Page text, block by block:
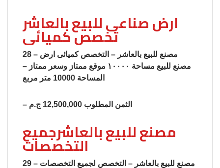
ارض صناعى للبيع بالعاشر
تخصص كميائى
28 – مصنع للبيع بالعاشر – التخصص كميائى ارض
مصنع للبيع مساحة ١٠٠٠٠ موقع ممتاز وسعر ممتاز –
– الثمن المطلوب 12,500,000 ج.م
مصنع للبيع بالعاشرجميع
التخصصات
29 – مصنع للبيع بالعاشر – التخصص لجميع التخصصات